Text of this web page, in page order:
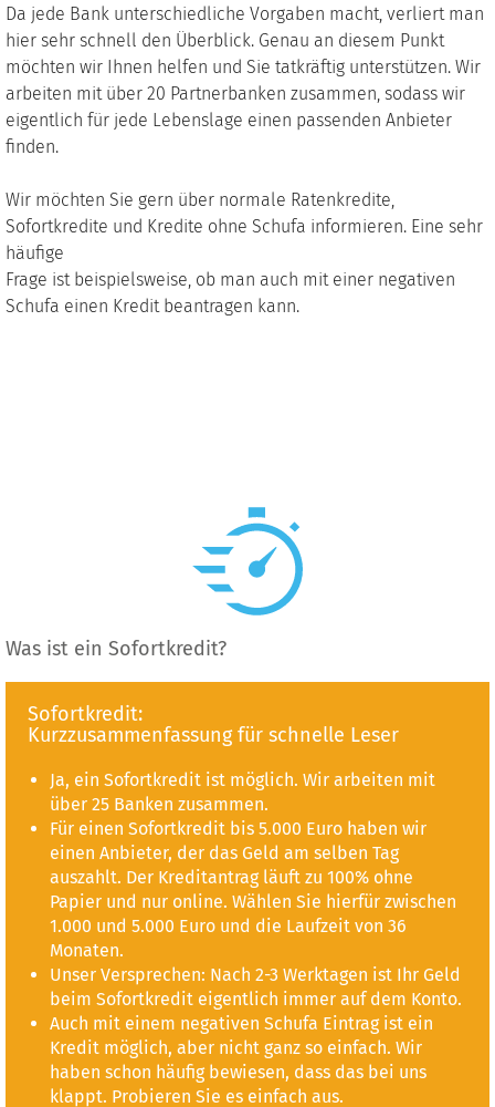
Da jede Bank unterschiedliche Vorgaben macht, verliert man
hier sehr schnell den Überblick. Genau an diesem Punkt
möchten wir Ihnen helfen und Sie tatkräftig unterstützen. Wir
arbeiten mit über 20 Partnerbanken zusammen, sodass wir
eigentlich für jede Lebenslage einen passenden Anbieter
finden.
Wir möchten Sie gern über normale Ratenkredite,
Sofortkredite und Kredite ohne Schufa informieren. Eine sehr
häufige
Frage ist beispielsweise, ob man auch mit einer negativen
Schufa einen Kredit beantragen kann.
Was ist ein Sofortkredit?
Sofortkredit:
Kurzzusammenfassung für schnelle Leser
Ja, ein Sofortkredit ist möglich. Wir arbeiten mit
über 25 Banken zusammen.
Für einen Sofortkredit bis 5.000 Euro haben wir
einen Anbieter, der das Geld am selben Tag
auszahlt. Der Kreditantrag läuft zu 100% ohne
Papier und nur online. Wählen Sie hierfür zwischen
1.000 und 5.000 Euro und die Laufzeit von 36
Monaten.
Unser Versprechen: Nach 2-3 Werktagen ist Ihr Geld
beim Sofortkredit eigentlich immer auf dem Konto.
Auch mit einem negativen Schufa Eintrag ist ein
Kredit möglich, aber nicht ganz so einfach. Wir
haben schon häufig bewiesen, dass das bei uns
klappt. Probieren Sie es einfach aus.